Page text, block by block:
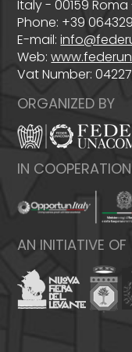
Italy - 00159
Phone: +39
E-mail:
Web:
Vat Number:
ORGANIZED BY
IN
AN INITIATIVE OF